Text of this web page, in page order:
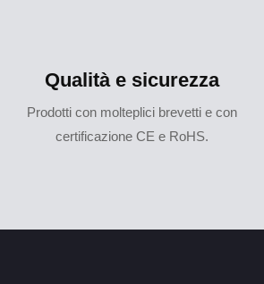
Qualità e sicurezza
Prodotti con molteplici brevetti e con
certificazione CE e RoHS.